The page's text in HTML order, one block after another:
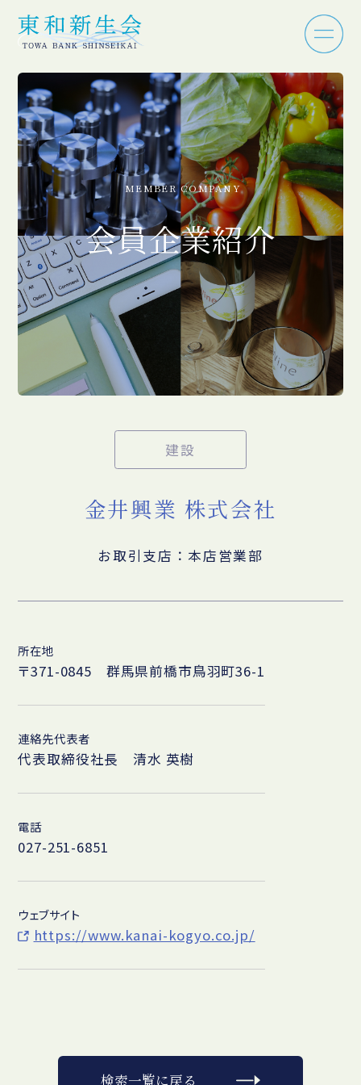
MEMBER COMPANY
会員企業紹介
建設
金井興業 株式会社
お取引支店：本店営業部
所在地
〒371-0845 群馬県前橋市鳥羽町36-1
連絡先代表者
代表取締役社長 清水 英樹
電話
027-251-6851
ウェブサイト
https://www.kanai-kogyo.co.jp/
検索一覧に戻る